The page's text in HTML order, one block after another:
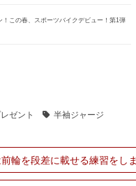
！この春、スポーツバイクデビュー！第1弾
ゼント 半袖ジャージ
輪を段差に載せる練習をし